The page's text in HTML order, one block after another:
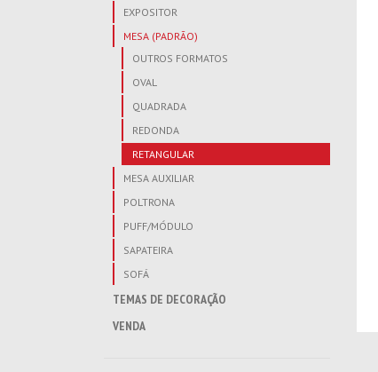
EXPOSITOR
MESA (PADRÃO)
OUTROS FORMATOS
OVAL
QUADRADA
REDONDA
RETANGULAR
MESA AUXILIAR
POLTRONA
PUFF/MÓDULO
SAPATEIRA
SOFÁ
TEMAS DE DECORAÇÃO
VENDA